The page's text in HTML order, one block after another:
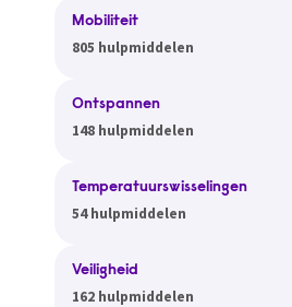
Mobiliteit
805 hulpmiddelen
Ontspannen
148 hulpmiddelen
Temperatuurswisselingen
54 hulpmiddelen
Veiligheid
162 hulpmiddelen